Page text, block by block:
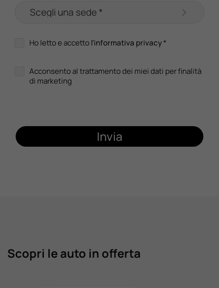
Ho letto e accettol'informativa privacy*
Acconsento al trattamento dei miei dati per finalità
di marketing
Invia
Scopri le auto in offerta